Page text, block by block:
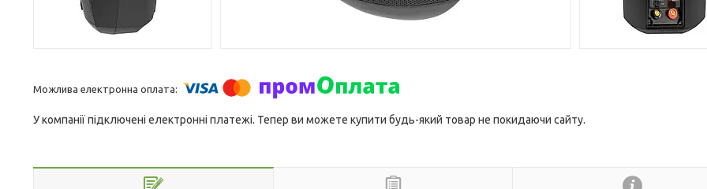
У компанії підключені електронні платежі. Тепер ви можете купити будь-який товар не покидаючи сайту.